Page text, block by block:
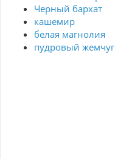
Черный бархат
кашемир
белая магнолия
пудровый жемчуг